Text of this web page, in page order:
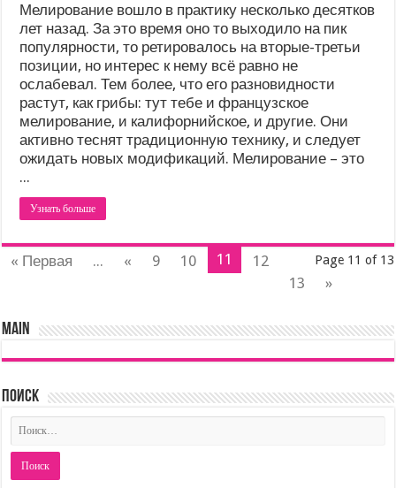
Мелирование вошло в практику несколько десятков
лет назад. За это время оно то выходило на пик
популярности, то ретировалось на вторые-третьи
позиции, но интерес к нему всё равно не
ослабевал. Тем более, что его разновидности
растут, как грибы: тут тебе и французское
мелирование, и калифорнийское, и другие. Они
активно теснят традиционную технику, и следует
ожидать новых модификаций. Мелирование – это
...
Узнать больше
Page 11 of 13
« Первая ... « 9 10 11
12
13
»
main
Поиск